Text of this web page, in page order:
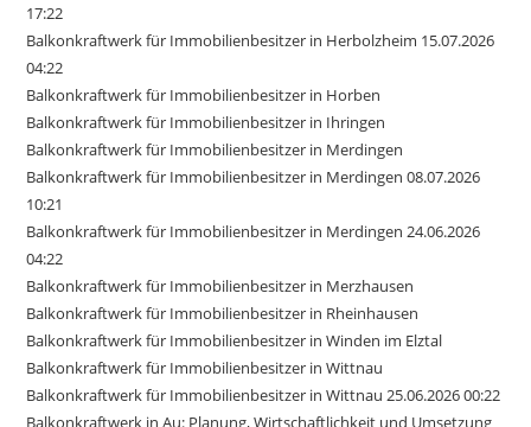
17:22
Balkonkraftwerk für Immobilienbesitzer in Herbolzheim 15.07.2026
04:22
Balkonkraftwerk für Immobilienbesitzer in Horben
Balkonkraftwerk für Immobilienbesitzer in Ihringen
Balkonkraftwerk für Immobilienbesitzer in Merdingen
Balkonkraftwerk für Immobilienbesitzer in Merdingen 08.07.2026
10:21
Balkonkraftwerk für Immobilienbesitzer in Merdingen 24.06.2026
04:22
Balkonkraftwerk für Immobilienbesitzer in Merzhausen
Balkonkraftwerk für Immobilienbesitzer in Rheinhausen
Balkonkraftwerk für Immobilienbesitzer in Winden im Elztal
Balkonkraftwerk für Immobilienbesitzer in Wittnau
Balkonkraftwerk für Immobilienbesitzer in Wittnau 25.06.2026 00:22
Balkonkraftwerk in Au: Planung, Wirtschaftlichkeit und Umsetzung